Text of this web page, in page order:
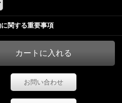
関する重要事項
お問い合わせ